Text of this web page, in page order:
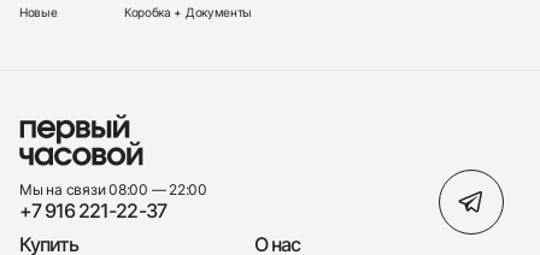
Новые Коробка + Документы
Мы на связи 08:00 — 22:00
+7 916 221-22-37
Купить
О нас